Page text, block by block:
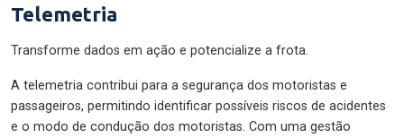
Telemetria
Transforme dados em ação e potencialize a frota.
A telemetria contribui para a segurança dos motoristas e
passageiros, permitindo identificar possíveis riscos de acidentes
e o modo de condução dos motoristas. Com uma gestão